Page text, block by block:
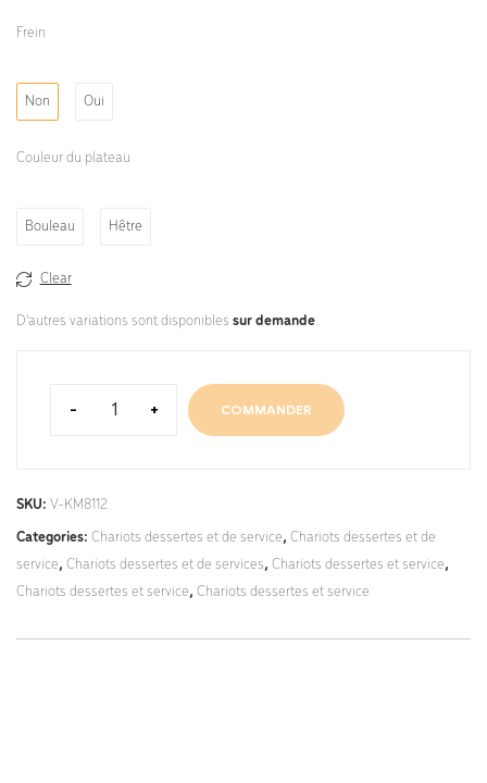
Frein
Non Oui
Couleur du plateau
Bouleau Hêtre
Clear
D'autres variations sont disponibles sur demande.
- + COMMANDER
SKU: V-KM8112
Categories: Chariots dessertes et de service, Chariots dessertes et de
service, Chariots dessertes et de services, Chariots dessertes et service,
Chariots dessertes et service, Chariots dessertes et service